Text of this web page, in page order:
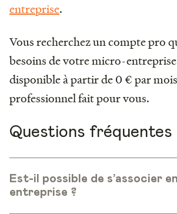
entreprise.
Vous recherchez un compte pro
besoins de votre micro-entreprise
disponible à partir de 0 € par
professionnel fait pour vous.
Questions fréquentes
Est-il possible de s’associer
entreprise ?